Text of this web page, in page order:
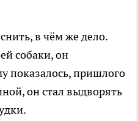
в чём же дело.
собаки, он
показалось, пришлого
он стал выдворять